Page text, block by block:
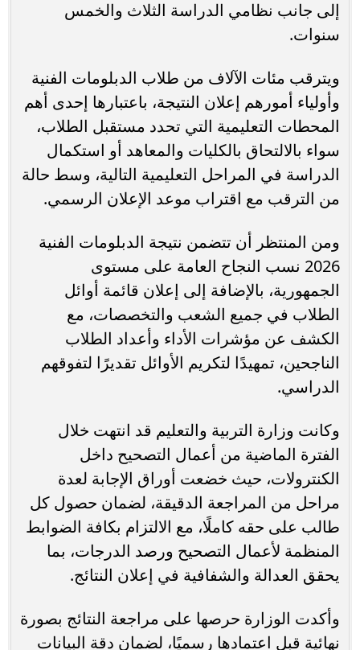
إلى جانب نظامي الدراسة الثلاث والخمس
سنوات.
ويترقب مئات الآلاف من طلاب الدبلومات الفنية
وأولياء أمورهم إعلان النتيجة، باعتبارها إحدى أهم
المحطات التعليمية التي تحدد مستقبل الطلاب،
سواء بالالتحاق بالكليات والمعاهد أو استكمال
الدراسة في المراحل التعليمية التالية، وسط حالة
من الترقب مع اقتراب موعد الإعلان الرسمي.
ومن المنتظر أن تتضمن نتيجة الدبلومات الفنية
2026 نسب النجاح العامة على مستوى
الجمهورية، بالإضافة إلى إعلان قائمة أوائل
الطلاب في جميع الشعب والتخصصات، مع
الكشف عن مؤشرات الأداء وأعداد الطلاب
الناجحين، تمهيدًا لتكريم الأوائل تقديرًا لتفوقهم
الدراسي.
وكانت وزارة التربية والتعليم قد انتهت خلال
الفترة الماضية من أعمال التصحيح داخل
الكنترولات، حيث خضعت أوراق الإجابة لعدة
مراحل من المراجعة الدقيقة، لضمان حصول كل
طالب على حقه كاملًا، مع الالتزام بكافة الضوابط
المنظمة لأعمال التصحيح ورصد الدرجات، بما
يحقق العدالة والشفافية في إعلان النتائج.
وأكدت الوزارة حرصها على مراجعة النتائج بصورة
نهائية قبل اعتمادها رسميًا، لضمان دقة البيانات